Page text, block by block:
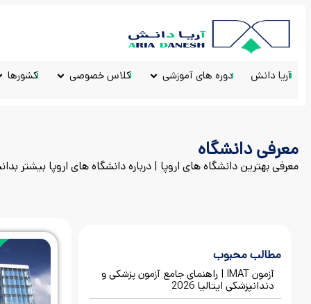
آریا دانش دوره های آموزشی کلاس خصوصی کشورها
معرفی دانشگاه
معرفی بهترین دانشگاه های اروپا | درباره دانشگاه های اروپا بیشتر
مطالب محبوب
آزمون IMAT | راهنمای جامع آزمون پزشکی و
دندانپزشکی ایتالیا 2026